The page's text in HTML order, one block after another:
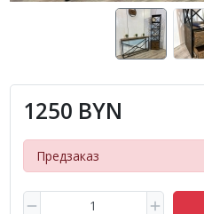
1250 BYN
Предзаказ